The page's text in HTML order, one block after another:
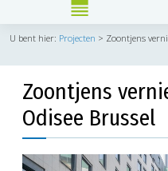
U bent hier: Projecten > Zoontjens
Zoontjens
Odisee Brussel